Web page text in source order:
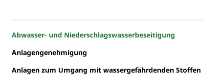
Abwasser- und Niederschlagswasserbeseitigung
Anlagengenehmigung
Anlagen zum Umgang mit wassergefährdenden Stoffen